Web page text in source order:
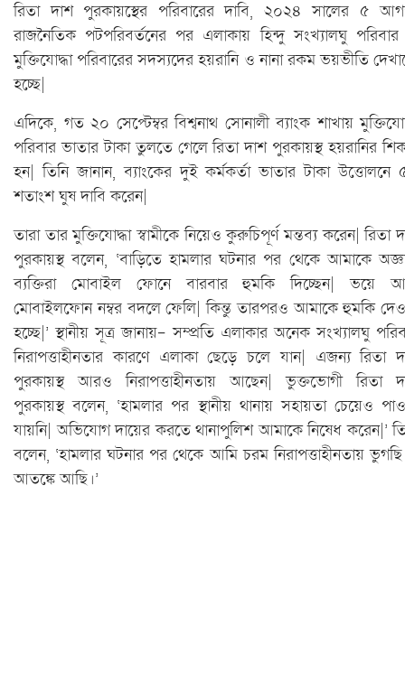
রিতা দাশ পুরকায়স্থের পরিবারের দাবি, ২০২৪ সালের ৫
রাজনৈতিক পটপরিবর্তনের পর এলাকায় হিন্দু সংখ্যালঘু
মুক্তিযোদ্ধা পরিবারের সদস্যদের হয়রানি ও নানা রকম ভয়ভীতি
হচ্ছে|
এদিকে, গত ২০ সেপ্টেম্বর বিশ্বনাথ সোনালী ব্যাংক শাখায়
পরিবার ভাতার টাকা তুলতে গেলে রিতা দাশ পুরকায়স্থ হয়রানির
হন| তিনি জানান, ব্যাংকের দুই কর্মকর্তা ভাতার টাকা উত্তোলনে
শতাংশ ঘুষ দাবি করেন|
তারা তার মুক্তিযোদ্ধা স্বামীকে নিয়েও কুরুচিপূর্ণ মন্তব্য করেন| রিতা
পুরকায়স্থ বলেন, ‘বাড়িতে হামলার ঘটনার পর থেকে আমাকে
ব্যক্তিরা মোবাইল ফোনে বারবার হুমকি দিচ্ছেন| ভয়ে
মোবাইলফোন নম্বর বদলে ফেলি| কিন্তু তারপরও আমাকে হুমকি
হচ্ছে|’ স্থানীয় সূত্র জানায়- সম্প্রতি এলাকার অনেক সংখ্যালঘু
নিরাপত্তাহীনতার কারণে এলাকা ছেড়ে চলে যান| এজন্য রিতা
পুরকায়স্থ আরও নিরাপত্তাহীনতায় আছেন| ভুক্তভোগী রিতা
পুরকায়স্থ বলেন, ‘হামলার পর স্থানীয় থানায় সহায়তা চেয়েও
যায়নি| অভিযোগ দায়ের করতে থানাপুলিশ আমাকে নিষেধ করেন|’
বলেন, ‘হামলার ঘটনার পর থেকে আমি চরম নিরাপত্তাহীনতায়
আতঙ্কে আছি।’